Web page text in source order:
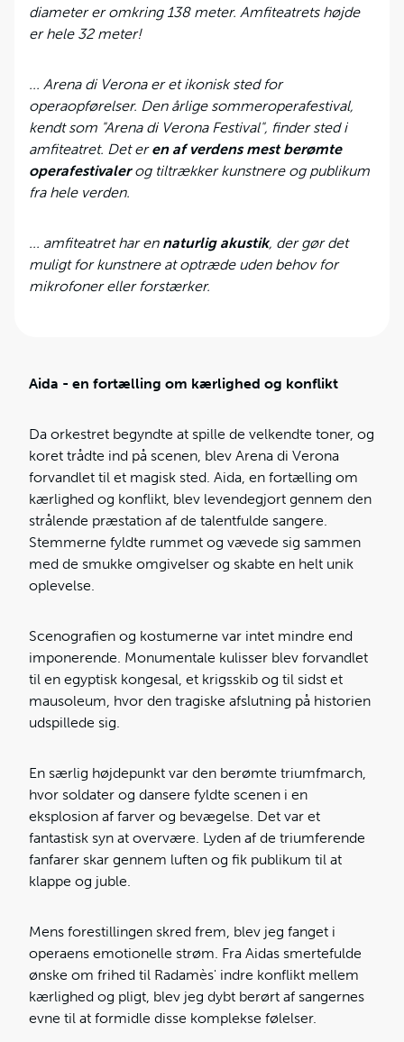
diameter er omkring 138 meter. Amfiteatrets højde
er hele 32 meter!
... Arena di Verona er et ikonisk sted for
operaopførelser. Den årlige sommeroperafestival,
kendt som "Arena di Verona Festival", finder sted i
amfiteatret. Det eren af ​​verdens mest berømte
operafestivalerog tiltrækker kunstnere og publikum
fra hele verden.
... amfiteatret har en naturlig akustik, der gør det
muligt for kunstnere at optræde uden behov for
mikrofoner eller forstærker.
Aida - en fortælling om kærlighed og konflikt
Da orkestret begyndte at spille de velkendte toner, og
koret trådte ind på scenen, blev Arena di Verona
forvandlet til et magisk sted. Aida, en fortælling om
kærlighed og konflikt, blev levendegjort gennem den
strålende præstation af de talentfulde sangere.
Stemmerne fyldte rummet og vævede sig sammen
med de smukke omgivelser og skabte en helt unik
oplevelse.
Scenografien og kostumerne var intet mindre end
imponerende. Monumentale kulisser blev forvandlet
til en egyptisk kongesal, et krigsskib og til sidst et
mausoleum, hvor den tragiske afslutning på historien
udspillede sig.
En særlig højdepunkt var den berømte triumfmarch,
hvor soldater og dansere fyldte scenen i en
eksplosion af farver og bevægelse. Det var et
fantastisk syn at overvære. Lyden af de triumferende
fanfarer skar gennem luften og fik publikum til at
klappe og juble.
Mens forestillingen skred frem, blev jeg fanget i
operaens emotionelle strøm. Fra Aidas smertefulde
ønske om frihed til Radamès' indre konflikt mellem
kærlighed og pligt, blev jeg dybt berørt af sangernes
evne til at formidle disse komplekse følelser.